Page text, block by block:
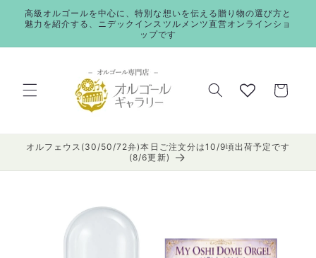
ンツに
進む
高級オルゴールを中心に、特別な想いを伝える贈り物の選び方と
魅力を紹介する、ニデックインスツルメンツ直営オンラインショ
ップです
ー
オルフェウス(30/50/72弁)本日ご注文分は10/9頃出荷予定です
(8/6更新)